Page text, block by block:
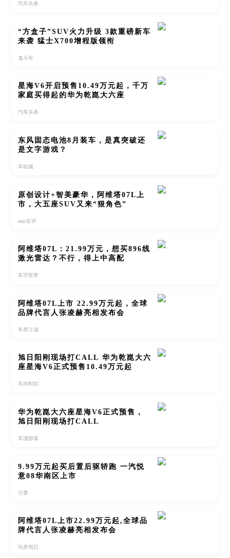
汽车头条
“方盒子”SUV火力升级 3款重磅新车
来袭 猛士X700增程版领衔
鬼斗车
星海V6开启预售10.49万元起，千万
家庭买得起的华为乾崑大六座
汽车头条
东风固态电池8月装车，是真突破还
是文字游戏？
车轱辘
原创设计+智美豪华，阿维塔07L上
市，大五座SUV又来“狠角色”
ams车评
阿维塔07L：21.99万元，想买896线
激光雷达？不行，得上中高配
车宇世界
阿维塔07L上市 22.99万元起，全球
品牌代言人张凌赫亮相发布会
车界江湖
旭日阳刚现场打CALL 华为乾崑大六
座星海V6正式预售10.49万元起
车尚时刻
华为乾崑大六座星海V6正式预售，
旭日阳刚现场打CALL
车漫部落
9.99万元起买后置后驱轿跑 一汽悦
意08华南区上市
引擎
阿维塔07L上市22.99万元起,全球品
牌代言人张凌赫亮相发布会
玩美驾日